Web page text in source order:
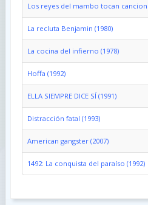
Los reyes del mambo tocan
La recluta Benjamin (1980)
La cocina del infierno (1978)
Hoffa (1992)
ELLA SIEMPRE DICE SÍ (1991)
Distracción fatal (1993)
American gangster (2007)
1492: La conquista del paraíso (1992)